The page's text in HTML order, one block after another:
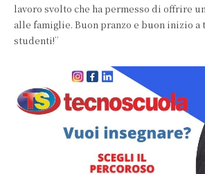
lavoro svolto che ha permesso di offrire
alle famiglie. Buon pranzo e buon inizio
studenti!”